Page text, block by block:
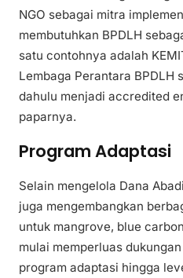
NGO sebagai mitra
membutuhkan BPDLH
satu contohnya adalah
Lembaga Perantara BPDLH
dahulu menjadi accredited
paparnya.
Program Adaptasi
Selain mengelola Dana
juga mengembangkan
untuk mangrove, blue
mulai memperluas
program adaptasi hingga